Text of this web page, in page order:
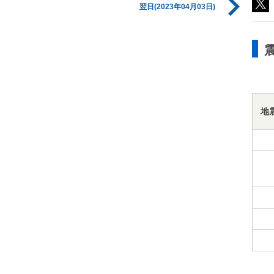
翌日(2023年04月03日)
地